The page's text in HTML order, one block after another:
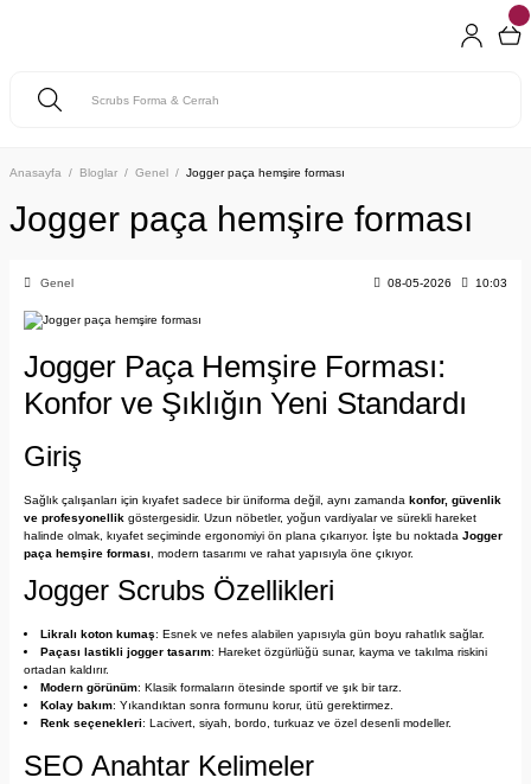
Anasayfa Bloglar Genel Jogger paça hemşire forması
Jogger paça hemşire forması
Genel 08-05-2026 10:03
Jogger Paça Hemşire Forması:
Konfor ve Şıklığın Yeni Standardı
Giriş
Sağlık çalışanları için kıyafet sadece bir üniforma değil, aynı zamanda konfor, güvenlik
ve profesyonellik göstergesidir. Uzun nöbetler, yoğun vardiyalar ve sürekli hareket
halinde olmak, kıyafet seçiminde ergonomiyi ön plana çıkarıyor. İşte bu noktada Jogger
paça hemşire forması, modern tasarımı ve rahat yapısıyla öne çıkıyor.
Jogger Scrubs Özellikleri
Likralı koton kumaş: Esnek ve nefes alabilen yapısıyla gün boyu rahatlık sağlar.
Paçası lastikli jogger tasarım: Hareket özgürlüğü sunar, kayma ve takılma riskini
ortadan kaldırır.
Modern görünüm: Klasik formaların ötesinde sportif ve şık bir tarz.
Kolay bakım: Yıkandıktan sonra formunu korur, ütü gerektirmez.
Renk seçenekleri: Lacivert, siyah, bordo, turkuaz ve özel desenli modeller.
SEO Anahtar Kelimeler